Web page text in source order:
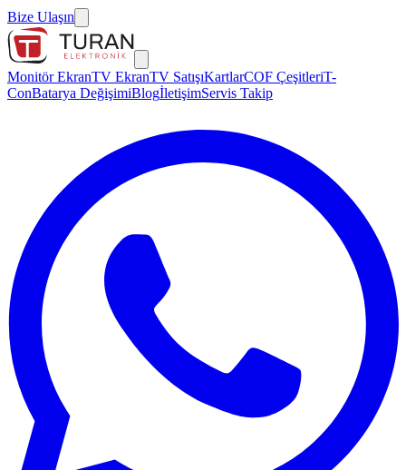
Bize Ulaşın
Monitör EkranTV EkranTV SatışıKartlarCOF ÇeşitleriT-
ConBatarya DeğişimiBlogİletişimServis Takip